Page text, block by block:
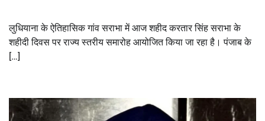
लुधियाना के ऐतिहासिक गांव सराभा में आज शहीद करतार सिंह सराभा के
शहीदी दिवस पर राज्य स्तरीय समारोह आयोजित किया जा रहा है। पंजाब के
[…]